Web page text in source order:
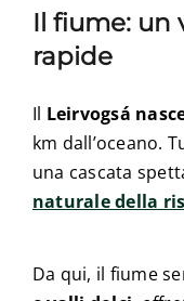
Il fiume: un
rapide
Il Leirvogsá
km dall’oceano.
una cascata
naturale della
Da qui, il fiume